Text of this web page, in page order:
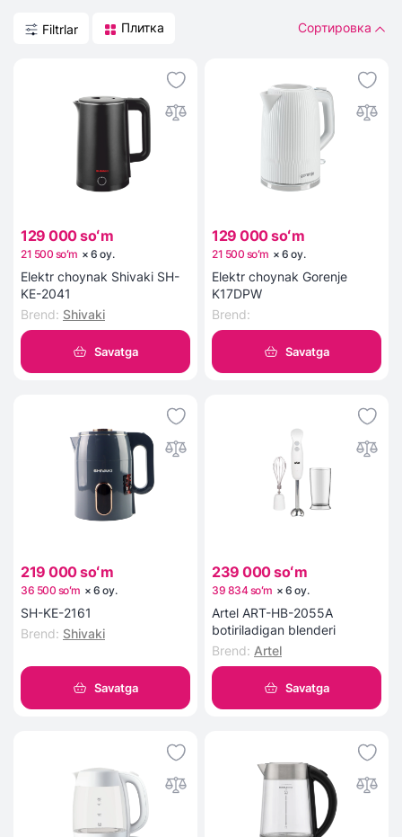
Filtrlar Плитка Сортировка
129 000 soʻm
21 500 soʻm ×6 oy.
Elektr choynak Shivaki SH-
KE-2041
Brend: Shivaki
Savatga
129 000 soʻm
21 500 soʻm ×6 oy.
Elektr choynak Gorenje
K17DPW
Brend:
Savatga
219 000 soʻm
36 500 soʻm ×6 oy.
SH-KE-2161
Brend: Shivaki
Savatga
239 000 soʻm
39 834 soʻm ×6 oy.
Artel ART-HB-2055A
botiriladigan blenderi
Brend: Artel
Savatga